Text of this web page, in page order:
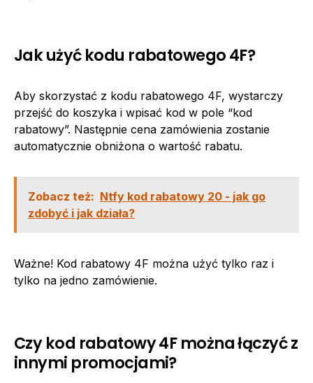
Jak użyć kodu rabatowego 4F?
Aby skorzystać z kodu rabatowego 4F, wystarczy
przejść do koszyka i wpisać kod w pole “kod
rabatowy”. Następnie cena zamówienia zostanie
automatycznie obniżona o wartość rabatu.
Zobacz też: Ntfy kod rabatowy 20 - jak go
zdobyć i jak działa?
Ważne! Kod rabatowy 4F można użyć tylko raz i
tylko na jedno zamówienie.
Czy kod rabatowy 4F można łączyć z
innymi promocjami?